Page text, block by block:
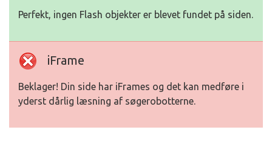
Perfekt, ingen Flash objekter er blevet fundet på siden.
iFrame
Beklager! Din side har iFrames og det kan medføre i
yderst dårlig læsning af søgerobotterne.